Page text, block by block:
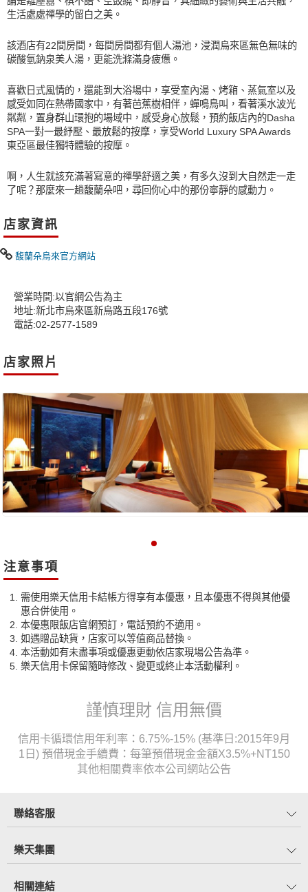
生活處處禪學的留白之美。
該酒店有22間房間，每間房間都有個人湯池，浸潤烏來區無色無味的
碳酸氫鈉泉美人湯，更能洗滌滿身疲憊。
喜歡日式風情的，還能到大浴場中，享受室內湯、烤箱、蒸氣室以及
感受如同在熱帶國家中，有著芭蕉樹相伴，蟬鳴鳥叫，看著溪水波光
粼粼，置身群山環抱的場域中，感受身心放鬆，預約飯店內的Dasha
SPA一對一最紓壓、最放鬆的按摩，享受World Luxury SPA Awards
東亞區最佳獨特體驗的按摩。
啊，人生就該充滿著寫意的禪學舒適之美，有多久沒到大自然走一走
了呢？那麼來一趟馥蘭朵吧，尋回你心中的那份寧靜的感動力。
店家資訊
馥蘭朵烏來官方網站
營業時間:以官網公告為主
地址:新北市烏來區新烏路五段176號
電話:02-2577-1589
店家照片
注意事項
需使用樂天信用卡結帳方得享有本優惠，且本優惠不得與其他優
惠合併使用。
本優惠限飯店官網預訂，電話預約不適用。
如遇贈品缺貨，店家可以等值商品替換。
本活動如有未盡事項或優惠更動依店家現場公告為準。
樂天信用卡保留隨時修改、變更或終止本活動權利。
謹慎理財 信用無價
信用卡循環信用年利率：6.75%-15% (基準日:2015年9月
1日) 預借現金手續費：每筆預借現金金額X3.5%+NT150
其他相關費率依本公司網站公告
聯絡客服
樂天集團
相關連結